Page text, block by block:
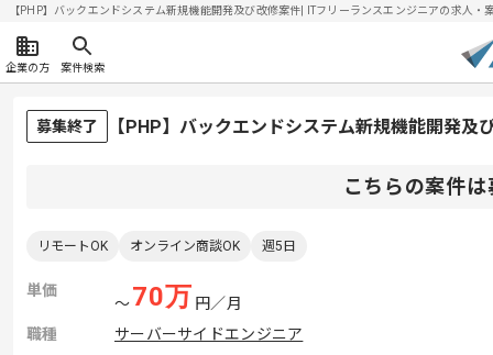
【PHP】バックエンドシステム新規機能開発及び改修案件| ITフリーランスエンジニアの求人
企業の方 案件検索
募集終了 【PHP】バックエンドシステム新規機能開発及
こちらの案件
リモートOK オンライン商談OK 週5日
単価
〜70万 円／月
職種
サーバーサイドエンジニア